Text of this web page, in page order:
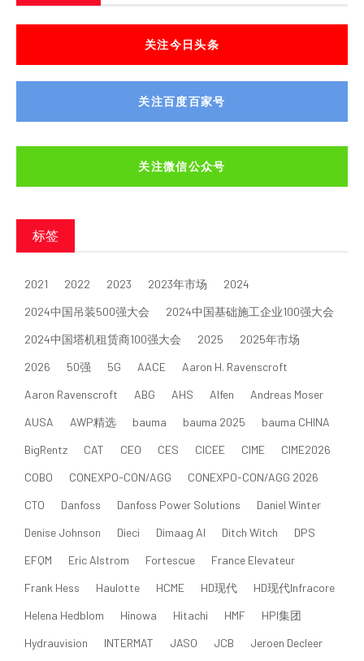
关注今日头条
关注百度百家号
关注微信公众号
标签
2021 2022 2023 2023年市场
2024
2024中国吊装500强大会
2024中国基础施工企业100强大会
2024中国塔机租赁商100强大会
2025
2025年市场
2026
50强 5G AACE
Aaron H. Ravenscroft
Aaron Ravenscroft
ABG AHS Alfen
Andreas Moser
AUSA
AWP精选 bauma bauma 2025
bauma CHINA
BigRentz
CAT CEO CES CICEE CIME
CIME2026
COBO
CONEXPO-CON/AGG
CONEXPO-CON/AGG 2026
CTO
Danfoss Danfoss Power Solutions
Daniel Winter
Denise Johnson
Dieci Dimaag AI Ditch Witch
DPS
EFQM
Eric Alstrom Fortescue
France Elevateur
Frank Hess
Haulotte HCME HD现代
HD现代Infracore
Helena Hedblom
Hinowa Hitachi HMF
HPI集团
Hydrauvision
INTERMAT JASO JCB Jeroen Decleer